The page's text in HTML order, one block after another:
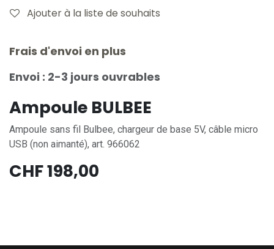
Ajouter à la liste de souhaits
Frais d'envoi en plus
Envoi : 2-3 jours ouvrables
Ampoule BULBEE
Ampoule sans fil Bulbee, chargeur de base 5V, câble micro
USB (non aimanté), art. 966062
CHF198,00